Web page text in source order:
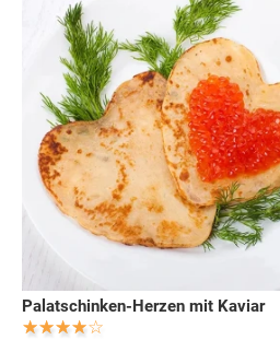
Palatschinken-Herzen mit Kaviar